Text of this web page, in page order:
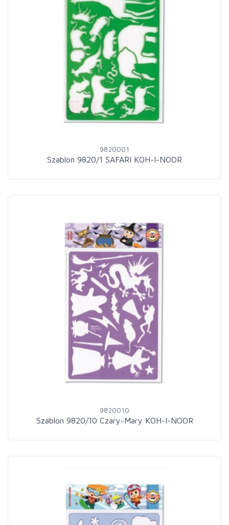
9820001
Szablon 9820/1 SAFARI KOH-I-NOOR
9820010
Szablon 9820/10 Czary-Mary KOH-I-NOOR